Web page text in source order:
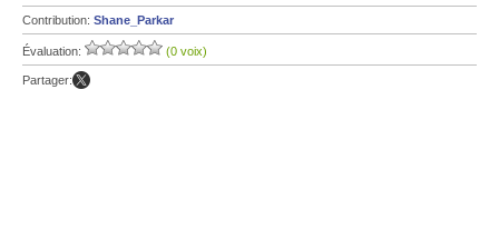
Contribution: Shane_Parkar
Évaluation: (0 voix)
Partager: